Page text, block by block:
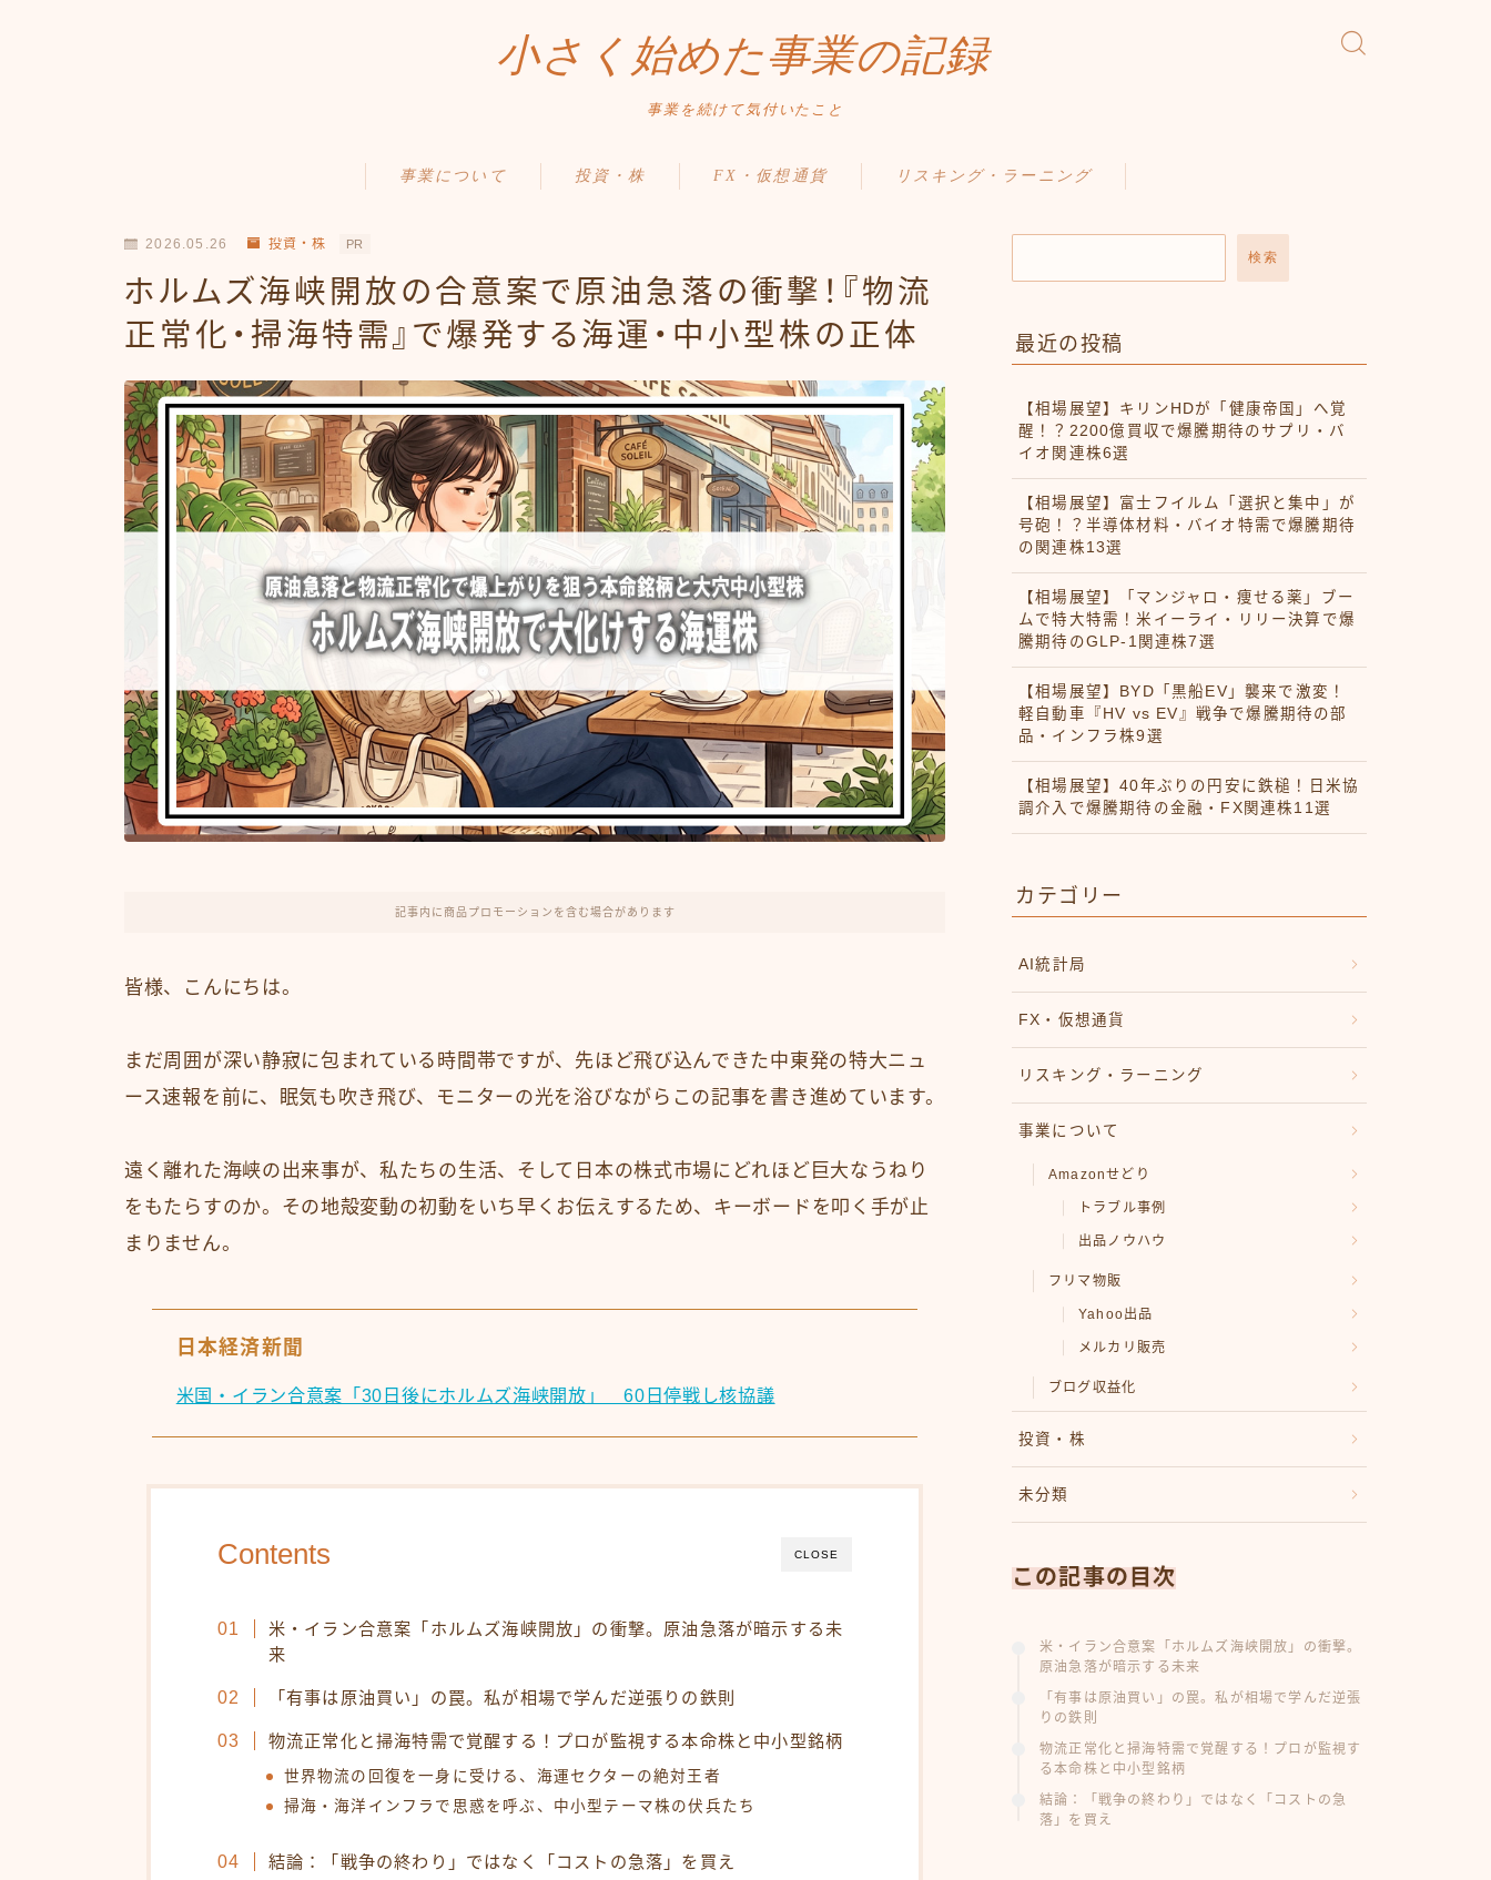
小さく始めた事業の記録
事業を続けて気付いたこと
事業について
トラブル事例
出品ノウハウ
Yahoo出品
メルカリ販売
投資・株 FX・仮想通貨 リスキング・ラーニング
2026.05.26 投資・株 PR
ホルムズ海峡開放の合意案で原油急落の衝撃！『物流
正常化・掃海特需』で爆発する海運・中小型株の正体
記事内に商品プロモーションを含む場合があります
皆様、こんにちは。
まだ周囲が深い静寂に包まれている時間帯ですが、先ほど飛び込んできた中東発の特大ニュ
ース速報を前に、眠気も吹き飛び、モニターの光を浴びながらこの記事を書き進めています。
遠く離れた海峡の出来事が、私たちの生活、そして日本の株式市場にどれほど巨大なうねり
をもたらすのか。その地殻変動の初動をいち早くお伝えするため、キーボードを叩く手が止
まりません。
日本経済新聞
米国・イラン合意案「30日後にホルムズ海峡開放」 60日停戦し核協議
CLOSE
Contents
米・イラン合意案「ホルムズ海峡開放」の衝撃。原油急落が暗示する未
来
「有事は原油買い」の罠。私が相場で学んだ逆張りの鉄則
物流正常化と掃海特需で覚醒する！プロが監視する本命株と中小型銘柄
世界物流の回復を一身に受ける、海運セクターの絶対王者
掃海・海洋インフラで思惑を呼ぶ、中小型テーマ株の伏兵たち
結論：「戦争の終わり」ではなく「コストの急落」を買え
検索
最近の投稿
【相場展望】キリンHDが「健康帝国」へ覚
醒！？2200億買収で爆騰期待のサプリ・バ
イオ関連株6選
【相場展望】富士フイルム「選択と集中」が
号砲！？半導体材料・バイオ特需で爆騰期待
の関連株13選
【相場展望】「マンジャロ・痩せる薬」ブー
ムで特大特需！米イーライ・リリー決算で爆
騰期待のGLP-1関連株7選
【相場展望】BYD「黒船EV」襲来で激変！
軽自動車『HV vs EV』戦争で爆騰期待の部
品・インフラ株9選
【相場展望】40年ぶりの円安に鉄槌！日米協
調介入で爆騰期待の金融・FX関連株11選
カテゴリー
AI統計局
FX・仮想通貨
リスキング・ラーニング
事業について
Amazonせどり
トラブル事例
出品ノウハウ
フリマ物販
Yahoo出品
メルカリ販売
ブログ収益化
投資・株
未分類
この記事の目次
米・イラン合意案「ホルムズ海峡開放」の衝撃。
原油急落が暗示する未来
「有事は原油買い」の罠。私が相場で学んだ逆張
りの鉄則
物流正常化と掃海特需で覚醒する！プロが監視す
る本命株と中小型銘柄
結論：「戦争の終わり」ではなく「コストの急
落」を買え